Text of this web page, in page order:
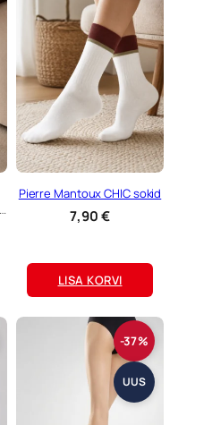
Pierre Mantoux CHIC sokid
7,90€
LISA KORVI
-37%
UUS